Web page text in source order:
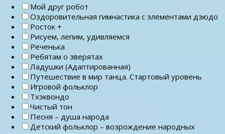
Мой друг робот
Оздоровительная гимнастика с элементами дзюдо
Росток +
Рисуем, лепим, удивляемся
Реченька
Ребятам о зверятах
Ладушки (Адаптированная)
Путешествие в мир танца. Стартовый уровень
Игровой фольклор
Тхэквондо
Чистый тон
Песня – душа народа
Детский фольклор – возрождение народных